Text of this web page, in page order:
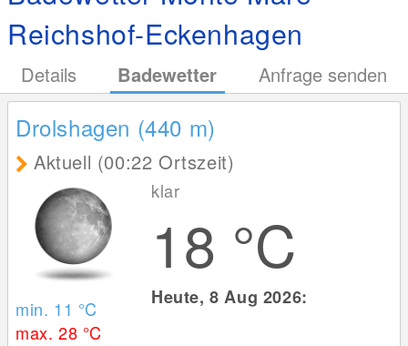
Reichshof-Eckenhagen
Details Badewetter Anfrage senden
Drolshagen (440 m)
Aktuell (00:22 Ortszeit)
min. 11 °C
max. 28 °C
klar
18 °C
Heute, 8 Aug 2026: